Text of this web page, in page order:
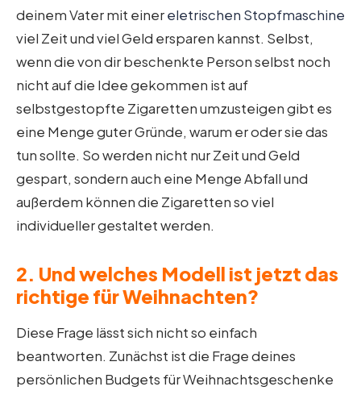
deinem Vater mit einereletrischen Stopfmaschine
viel Zeit und viel Geld ersparen kannst. Selbst,
wenn die von dir beschenkte Person selbst noch
nicht auf die Idee gekommen ist auf
selbstgestopfte Zigaretten umzusteigen gibt es
eine Menge guter Gründe, warum er oder sie das
tun sollte. So werden nicht nur Zeit und Geld
gespart, sondern auch eine Menge Abfall und
außerdem können die Zigaretten so viel
individueller gestaltet werden.
2. Und welches Modell ist jetzt das
richtige für Weihnachten?
Diese Frage lässt sich nicht so einfach
beantworten. Zunächst ist die Frage deines
persönlichen Budgets für Weihnachtsgeschenke